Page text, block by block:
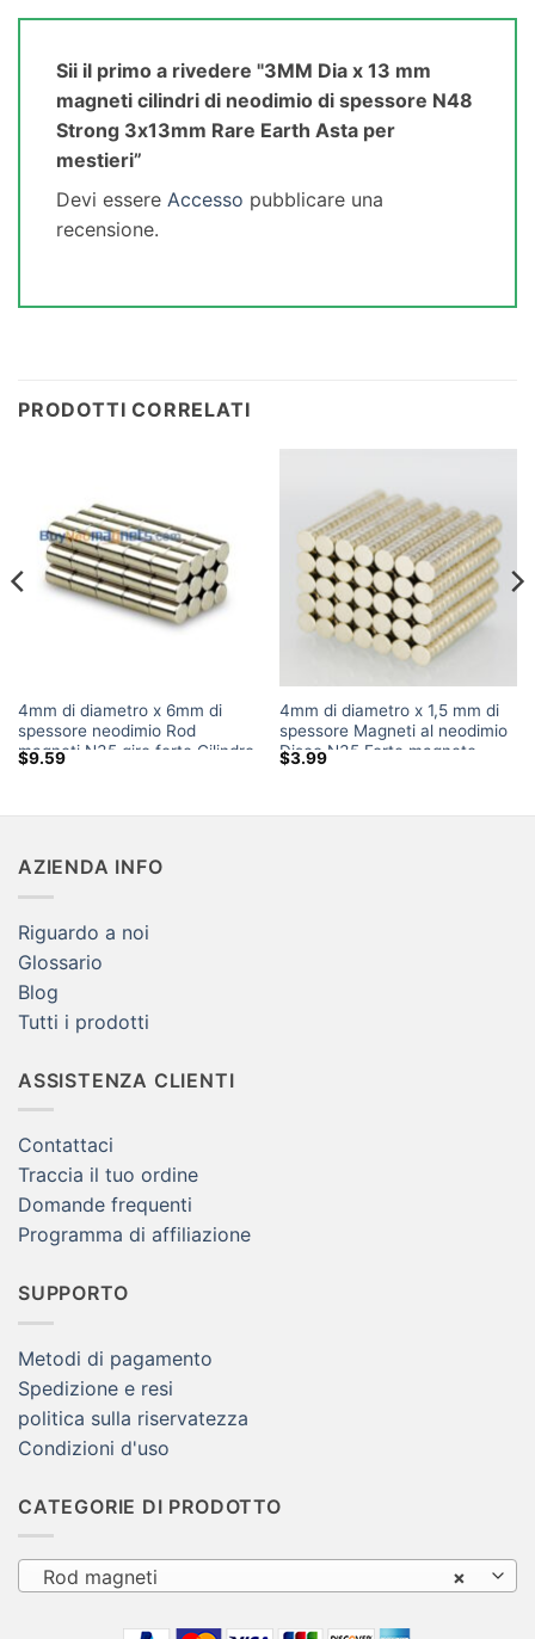
Sii il primo a rivedere "3MM Dia x 13 mm
magneti cilindri di neodimio di spessore N48
Strong 3x13mm Rare Earth Asta per
mestieri”
Devi essere Accesso pubblicare una
recensione.
PRODOTTI CORRELATI
4mm di diametro x 6mm di
spessore neodimio Rod
magneti N35 giro forte Cilindro
NdFeB potenti magneti Sale
$9.59
4mm di diametro x 1,5 mm di
spessore Magneti al neodimio
Disco N35 Forte magnete
rotondo per terre rare Magneti
$3.99
AZIENDA INFO
Riguardo a noi
Glossario
Blog
Tutti i prodotti
ASSISTENZA CLIENTI
Contattaci
Traccia il tuo ordine
Domande frequenti
Programma di affiliazione
SUPPORTO
Metodi di pagamento
Spedizione e resi
politica sulla riservatezza
Condizioni d'uso
CATEGORIE DI PRODOTTO
×
Rod magneti